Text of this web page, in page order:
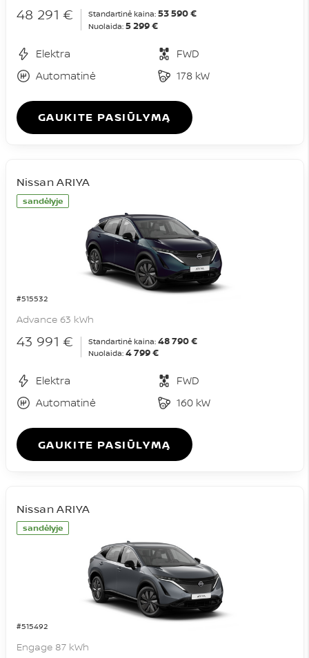
48 291 € Standartinė kaina: 53 590 €
Nuolaida: 5 299 €
Elektra
FWD
Automatinė
178 kW
GAUKITE PASIŪLYMĄ
sandėlyje
#515532
Nissan ARIYA
Advance 63 kWh
43 991 € Standartinė kaina: 48 790 €
Nuolaida: 4 799 €
Elektra
FWD
Automatinė
160 kW
GAUKITE PASIŪLYMĄ
sandėlyje
#515492
Nissan ARIYA
Engage 87 kWh